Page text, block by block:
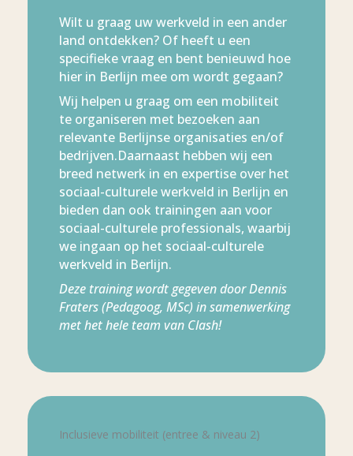
Wilt u graag uw werkveld in een ander
land ontdekken? Of heeft u een
specifieke vraag en bent benieuwd hoe
hier in Berlijn mee om wordt gegaan?
Wij helpen u graag om een mobiliteit
te organiseren met bezoeken aan
relevante Berlijnse organisaties en/of
bedrijven.Daarnaast hebben wij een
breed netwerk in en expertise over het
sociaal-culturele werkveld in Berlijn en
bieden dan ook trainingen aan voor
sociaal-culturele professionals, waarbij
we ingaan op het sociaal-culturele
werkveld in Berlijn.
Deze training wordt gegeven door Dennis
Fraters (Pedagoog, MSc) in samenwerking
met het hele team van Clash!
Inclusieve mobiliteit (entree & niveau 2)